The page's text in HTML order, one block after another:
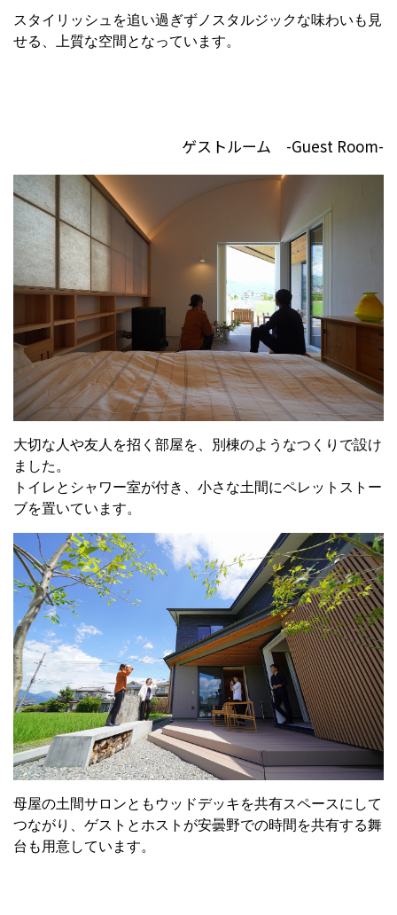
スタイリッシュを追い過ぎずノスタルジックな味わいも見
せる、上質な空間となっています。
ゲストルーム -Guest Room-
大切な人や友人を招く部屋を、別棟のようなつくりで設け
ました。
トイレとシャワー室が付き、小さな土間にペレットストー
ブを置いています。
母屋の土間サロンともウッドデッキを共有スペースにして
つながり、ゲストとホストが安曇野での時間を共有する舞
台も用意しています。